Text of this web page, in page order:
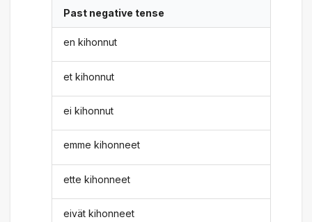
Past negative tense
en kihonnut
et kihonnut
ei kihonnut
emme kihonneet
ette kihonneet
eivät kihonneet